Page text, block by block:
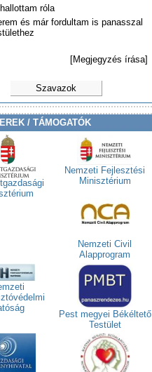
róla
és már fordultam is panasszal
[Megjegyzés írása]
Szavazok
/ TÁMOGATÓK
Nemzeti Fejlesztési
Minisztérium
Nemzeti Civil
Alapprogram
Pest megyei Békéltető
Testület